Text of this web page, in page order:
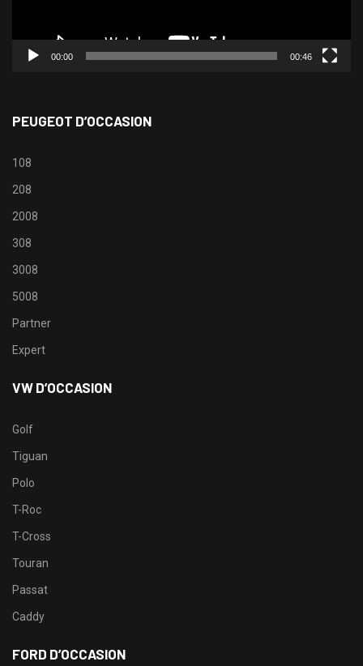
00:00 00:46
PEUGEOT D’OCCASION
108
208
2008
308
3008
5008
Partner
Expert
VW D’OCCASION
Golf
Tiguan
Polo
T-Roc
T-Cross
Touran
Passat
Caddy
FORD D’OCCASION